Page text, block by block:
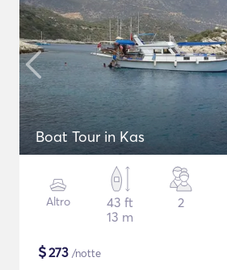
Boat Tour in Kas
Altro
43 ft
13 m
2
$273 /notte